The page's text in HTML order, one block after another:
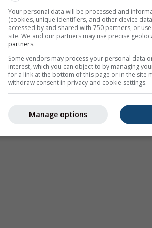
7°E. Cette animation montre le
qu'une2h prévision . Les croix orange
aux États-Unis, en Europe et en
invisible pour le radar.L'intensité des
rouge.
à 44.74°N 7°E
Your personal data will be processed and
(cookies, unique identifiers, and other device
accessed by and shared with 750 partners, or
site. We and our partners may use precise
partners.
Some vendors may process your personal data
interest, which you can object to by managing
for a link at the bottom of this page or in the site
withdraw consent in privacy and cookie settings.
Manage options